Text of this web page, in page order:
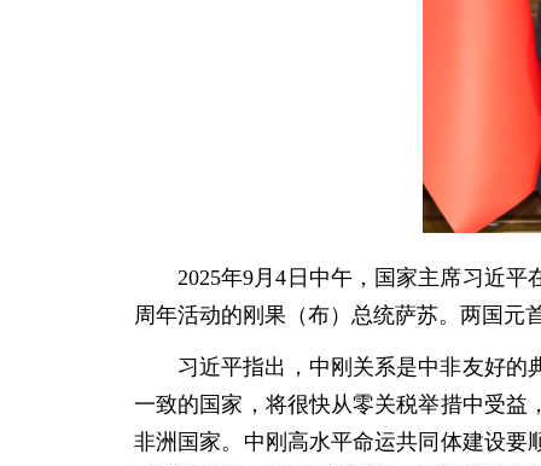
2025年9月4日中午，国家主席习近
周年活动的刚果（布）总统萨苏。两国元
习近平指出，中刚关系是中非友好的
一致的国家，将很快从零关税举措中受
非洲国家。中刚高水平命运共同体建设